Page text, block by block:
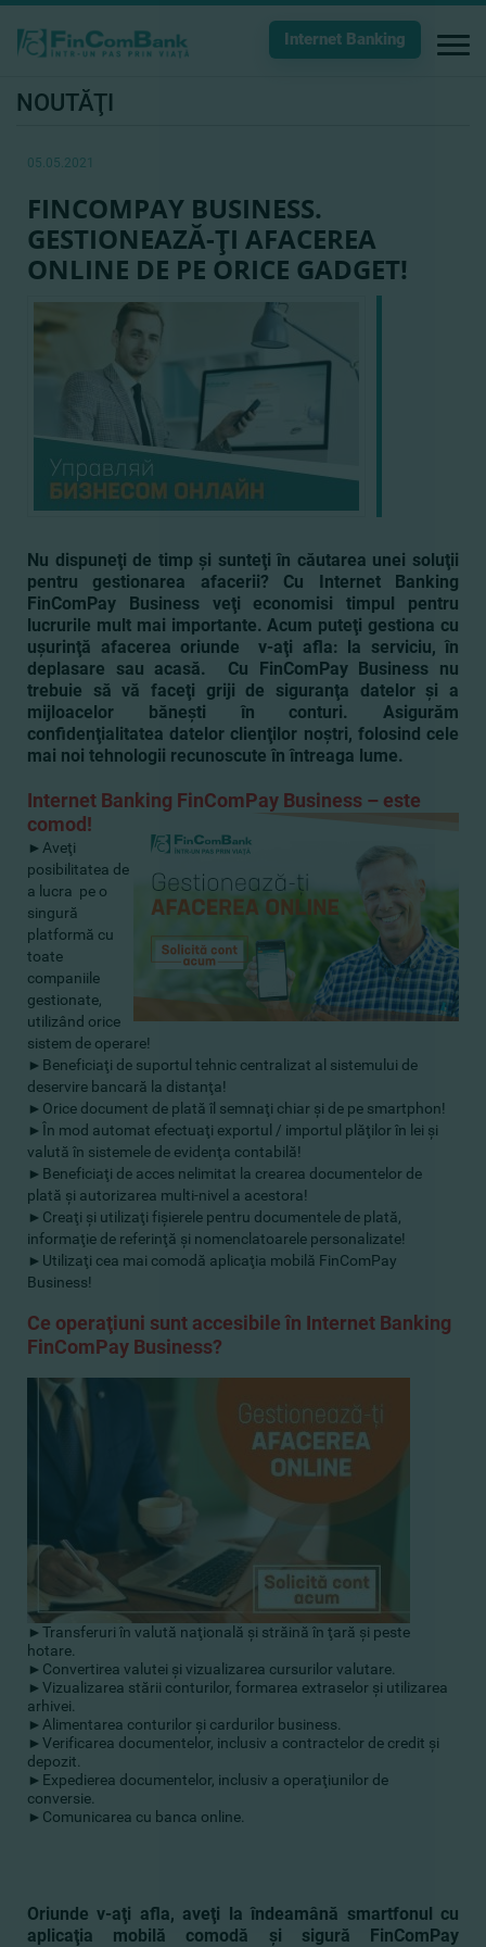
Internet Banking
NOUTĂŢI
05.05.2021
FINCOMPAY BUSINESS.
GESTIONEAZĂ-ŢI AFACEREA
ONLINE DE PE ORICE GADGET!
Nu dispuneţi de timp şi sunteţi în căutarea unei soluţii
pentru gestionarea afacerii? Cu Internet Banking
FinComPay Business veţi economisi timpul pentru
lucrurile mult mai importante. Acum puteţi gestiona cu
uşurinţă afacerea oriunde v-aţi afla: la serviciu, în
deplasare sau acasă. Cu FinComPay Business nu
trebuie să vă faceţi griji de siguranţa datelor şi a
mijloacelor băneşti în conturi. Asigurăm
confidenţialitatea datelor clienţilor noştri, folosind cele
mai noi tehnologii recunoscute în întreaga lume.
Internet Banking FinComPay Business – este
comod!
►Aveţi
posibilitatea de
a lucra pe o
singură
platformă cu
toate
companiile
gestionate,
utilizând orice
sistem de operare!
►Beneficiaţi de suportul tehnic centralizat al sistemului de
deservire bancară la distanţa!
►Orice document de plată îl semnaţi chiar şi de pe smartphon!
►În mod automat efectuaţi exportul / importul plăţilor în lei şi
valută în sistemele de evidenţa contabilă!
►Beneficiaţi de acces nelimitat la crearea documentelor de
plată şi autorizarea multi-nivel a acestora!
►Creaţi şi utilizaţi fişierele pentru documentele de plată,
informaţie de referinţă şi nomenclatoarele personalizate!
►Utilizaţi cea mai comodă aplicaţia mobilă FinComPay
Business!
Ce operaţiuni sunt accesibile în Internet Banking
FinComPay Business?
► Transferuri în valută naţională şi străină în ţară şi peste
hotare
►Convertirea valutei şi vizualizarea cursurilor valutare
► Vizualizarea stării conturilor, formarea extraselor şi utilizarea
arhivei
► Alimentarea conturilor şi cardurilor business
► Verificarea documentelor, inclusiv a contractelor de credit şi
depozit
► Expedierea documentelor, inclusiv a operaţiunilor de
conversie
► Comunicarea cu banca online
Oriunde v-aţi afla, aveţi la îndeamână smartfonul cu
aplicaţia mobilă comodă şi sigură FinComPay